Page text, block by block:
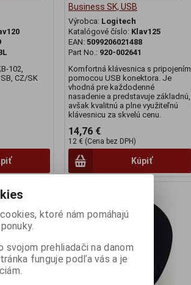
102,
CZ/SK
Business SK, USB
Výrobca: Logitech
Katalógové číslo: Klav125
EAN: 5099206021488
Part No.: 920-002641
Komfortná klávesnica s pripojením
pomocou USB konektora. Je
vhodná pre každodenné
nasadenie a predstavuje základnú,
avšak kvalitnú a plne využiteľnú
klávesnicu za skvelú cenu.
14,76 €
12 € (Cena bez DPH)
Kúpiť
ktoré nám pomáhajú
svojom prehliadači na danom
funguje podľa vás a je